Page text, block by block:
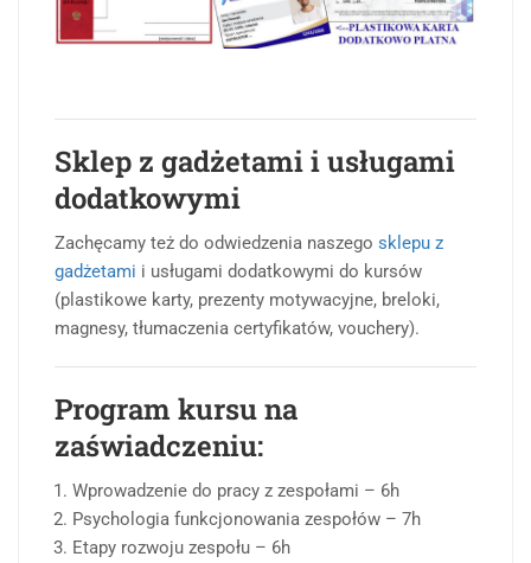
Sklep z gadżetami i usługami
dodatkowymi
Zachęcamy też do odwiedzenia naszego sklepu z
gadżetami i usługami dodatkowymi do kursów
(plastikowe karty, prezenty motywacyjne, breloki,
magnesy, tłumaczenia certyfikatów, vouchery).
Program kursu na
zaświadczeniu:
Wprowadzenie do pracy z zespołami – 6h
Psychologia funkcjonowania zespołów – 7h
Etapy rozwoju zespołu – 6h